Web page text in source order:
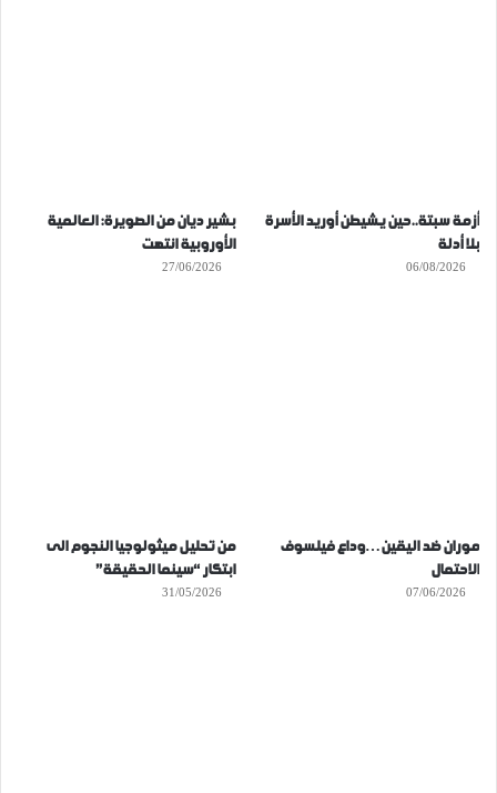
أزمة سبتة..حين يشيطن أوريد الأسرة
بلا أدلة
06/08/2026
بشير ديان من الصويرة: العالمية
الأوروبية انتهت
27/06/2026
موران ضد اليقين…وداع فيلسوف
الاحتمال
07/06/2026
من تحليل ميثولوجيا النجوم الى
ابتكار “سينما الحقيقة”
31/05/2026